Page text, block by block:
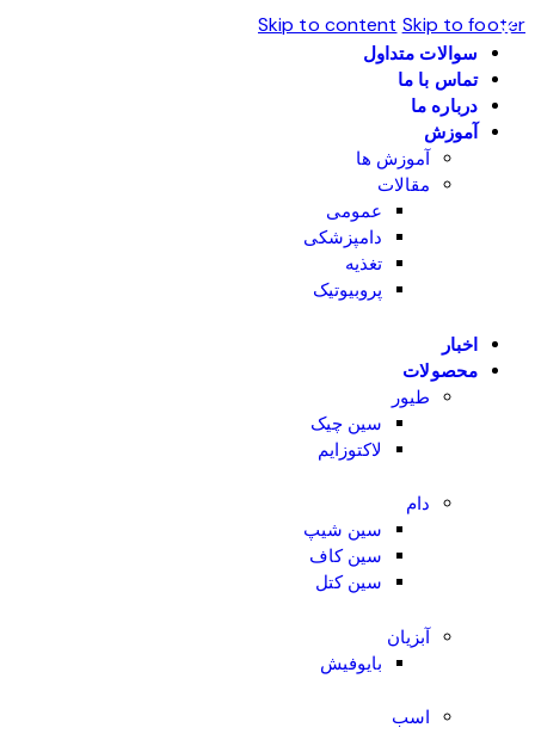
Skip to content Skip to footer
سوالات متداول
تماس با ما
درباره ما
آموزش
آموزش ها
مقالات
عمومی
دامپزشکی
تغذیه
پروبیوتیک
اخبار
محصولات
طیور
سین چیک
لاکتوزایم
دام
سین شیپ
سین کاف
سین کتل
آبزیان
بایوفیش
اسب